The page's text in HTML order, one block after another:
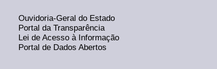
Ouvidoria-Geral do Estado
Portal da Transparência
Lei de Acesso à Informação
Portal de Dados Abertos